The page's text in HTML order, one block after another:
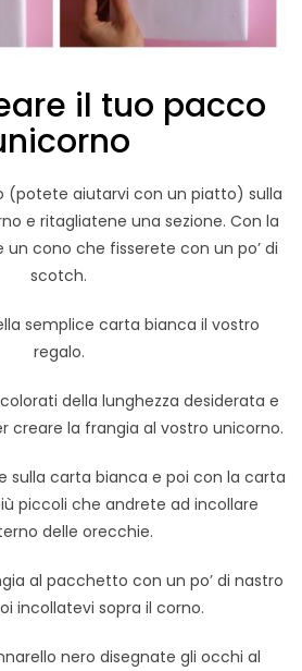
il tuo pacco
(potete aiutarvi con un piatto) sulla
e ritagliatene una sezione. Con la
cono che fisserete con un po’ di
scotch.
semplice carta bianca il vostro
regalo.
della lunghezza desiderata e
creare la frangia al vostro unicorno.
sulla carta bianca e poi con la carta
piccoli che andrete ad incollare
delle orecchie.
al pacchetto con un po’ di nastro
incollatevi sopra il corno.
nero disegnate gli occhi al